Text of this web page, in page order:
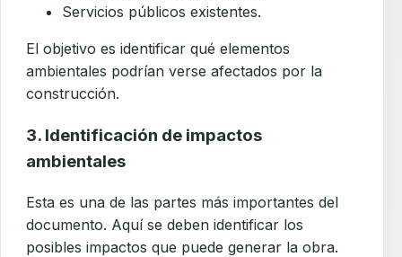
Servicios públicos existentes.
El objetivo es identificar qué elementos
ambientales podrían verse afectados por la
construcción.
3. Identificación de impactos
ambientales
Esta es una de las partes más importantes del
documento. Aquí se deben identificar los
posibles impactos que puede generar la obra.